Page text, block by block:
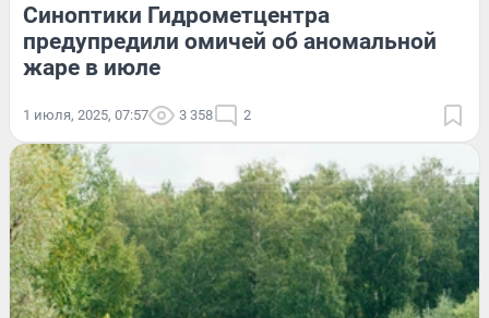
Синоптики Гидрометцентра
предупредили омичей об аномальной
жаре в июле
1 июля, 2025, 07:57 3 358 2